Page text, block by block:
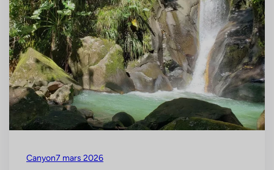
Canyon7 mars 2026